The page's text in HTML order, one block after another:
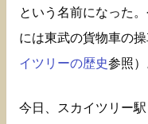
という名前になった
には東武の貨物車の
イツリーの歴史参照）
今日、スカイツリー